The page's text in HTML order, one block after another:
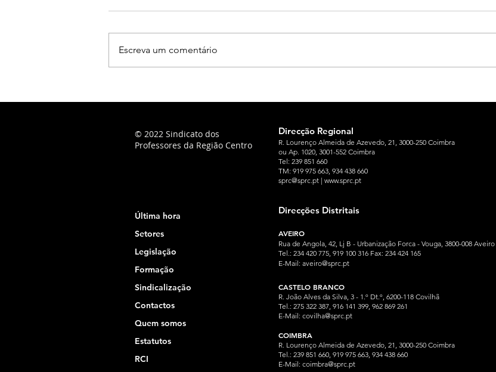
Escreva um comentário
© 2022 Sindicato dos
Professores da Região Centro
Direcção Regional
R. Lourenço Almeida de Azevedo, 21, 3000-250 Coimbra
ou Ap. 1020, 3001-552 Coimbra
Tel: 239 851 660
TM: 919 975 663, 934 438 660
sprc@sprc.pt | www.sprc.pt
Última hora
Setores
Legislação
Formação
Sindicalização
Contactos
Quem somos
Estatutos
RCI
Direcções Distritais
AVEIRO
Rua de Angola, 42, Lj B - Urbanização Forca - Vouga, 3800-008 Aveiro
Tel.: 234 420 775, 919 100 316 Fax: 234 424 165
E-Mail: aveiro@sprc.pt
CASTELO BRANCO
R. João Alves da Silva, 3 - 1.º Dt.º, 6200-118 Covilhã
Tel.: 275 322 387, 916 141 399, 962 869 261
E-Mail: covilha@sprc.pt
COIMBRA
R. Lourenço Almeida de Azevedo, 21, 3000-250 Coimbra
Tel.: 239 851 660, 919 975 663, 934 438 660
E-Mail: coimbra@sprc.pt